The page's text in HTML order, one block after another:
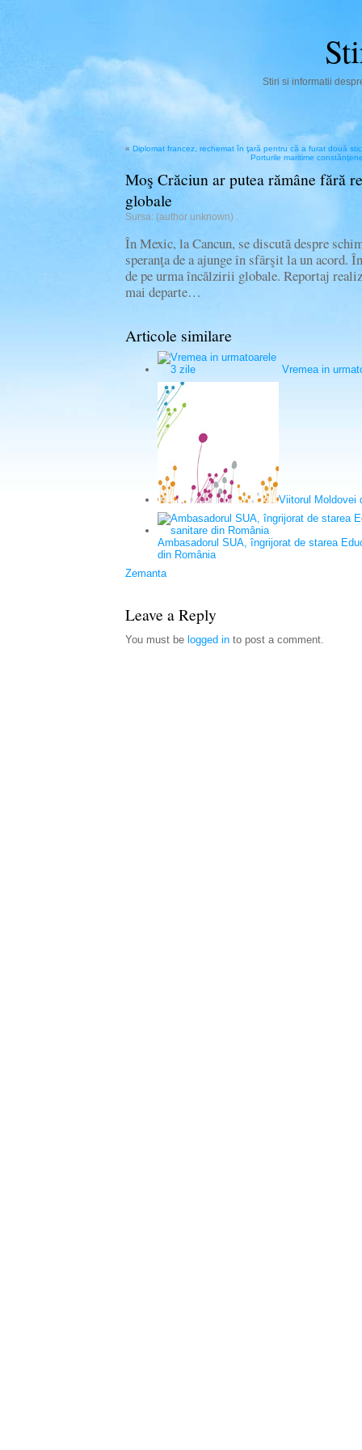
Stiri si informatii
« Diplomat francez, rechemat în ţară pentru că a furat două
Porturile maritime
Moş Crăciun ar putea rămâne fără
globale
Sursa: (author unknown)
În Mexic, la Cancun, se discută despre
speranţa de a ajunge în sfârşit la un acord.
de pe urma încălzirii globale. Reportaj
mai departe…
Articole similare
Vremea in
Viitorul Moldovei
Ambasadorul SUA, îngrijorat de starea
din România
Zemanta
Leave a Reply
You must be logged in to post a comment.